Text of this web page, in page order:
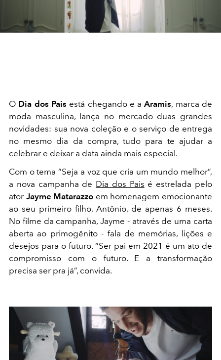
O Dia dos Pais está chegando e aAramis, marca de
moda masculina, lança no mercado duas grandes
novidades: sua nova coleção e o serviço de entrega
no mesmo dia da compra, tudo para te ajudar a
celebrar e deixar a data ainda mais especial.
Com o tema “Seja a voz que cria um mundo melhor”,
a nova campanha de Dia dos Pais é estrelada pelo
ator Jayme Matarazzo em homenagem emocionante
ao seu primeiro filho, Antônio, de apenas 6 meses.
No filme da campanha, Jayme - através de uma carta
aberta ao primogênito - fala de memórias, lições e
desejos para o futuro. “Ser pai em 2021 é um ato de
compromisso com o futuro. E a transformação
precisa ser pra já”, convida.